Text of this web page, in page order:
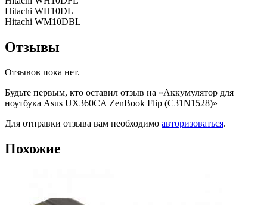
Hitachi WH10DL
Hitachi WM10DBL
Отзывы
Отзывов пока нет.
Будьте первым, кто оставил отзыв на «Аккумулятор для
ноутбука Asus UX360CA ZenBook Flip (C31N1528)»
Для отправки отзыва вам необходимо авторизоваться.
Похожие